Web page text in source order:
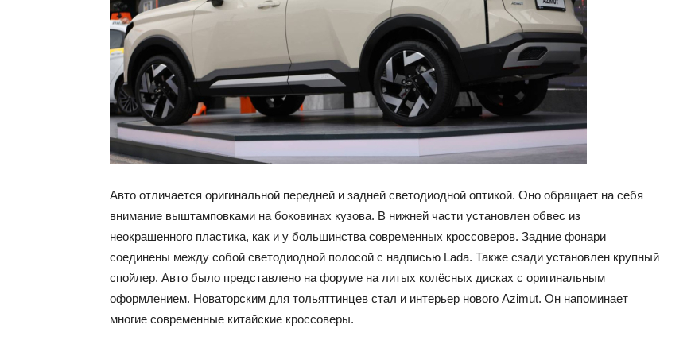
Авто отличается оригинальной передней и задней светодиодной оптикой. Оно обращает на себя
внимание выштамповками на боковинах кузова. В нижней части установлен обвес из
неокрашенного пластика, как и у большинства современных кроссоверов. Задние фонари
соединены между собой светодиодной полосой с надписью Lada. Также сзади установлен крупный
спойлер. Авто было представлено на форуме на литых колёсных дисках с оригинальным
оформлением. Новаторским для тольяттинцев стал и интерьер нового Azimut. Он напоминает
многие современные китайские кроссоверы.